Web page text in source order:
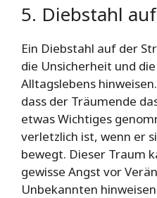
5. Diebstahl
Ein Diebstahl auf der
die Unsicherheit und
Alltagslebens
dass der Träumende
etwas Wichtiges
verletzlich ist, wenn er
bewegt. Dieser Traum
gewisse Angst vor
Unbekannten